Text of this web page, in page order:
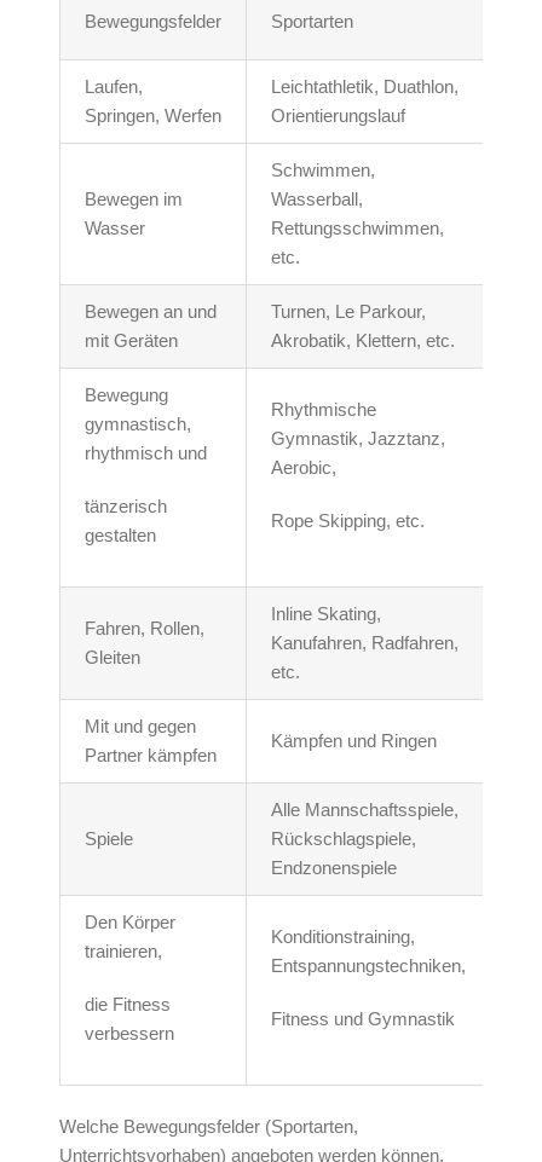
Bewegungsfelder Sportarten
Laufen,
Springen, Werfen
Leichtathletik, Duathlon,
Orientierungslauf
Bewegen im
Wasser
Schwimmen,
Wasserball,
Rettungsschwimmen,
etc.
Bewegen an und
mit Geräten
Turnen, Le Parkour,
Akrobatik, Klettern, etc.
Bewegung
gymnastisch,
rhythmisch und
tänzerisch
gestalten
Rhythmische
Gymnastik, Jazztanz,
Aerobic,
Rope Skipping, etc.
Fahren, Rollen,
Gleiten
Inline Skating,
Kanufahren, Radfahren,
etc.
Mit und gegen
Partner kämpfen
Kämpfen und Ringen
Spiele
Alle Mannschaftsspiele,
Rückschlagspiele,
Endzonenspiele
Den Körper
trainieren,
die Fitness
verbessern
Konditionstraining,
Entspannungstechniken,
Fitness und Gymnastik
Welche Bewegungsfelder (Sportarten,
Unterrichtsvorhaben) angeboten werden können,